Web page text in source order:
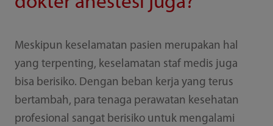
Meskipun keselamatan pasien merupakan hal
yang terpenting, keselamatan staf medis juga
bisa berisiko. Dengan beban kerja yang terus
bertambah, para tenaga perawatan kesehatan
profesional sangat berisiko untuk mengalami